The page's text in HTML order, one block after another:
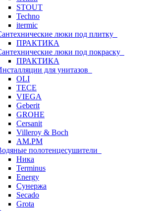
STOUT
Techno
itermic
люки под плитку
ПРАКТИКА
люки под покраску
ПРАКТИКА
для унитазов
OLI
TECE
VIEGA
Geberit
GROHE
Cersanit
Villeroy & Boch
AM.PM
полотенцесушители
Ника
Terminus
Energy
Сунержа
Secado
Grota